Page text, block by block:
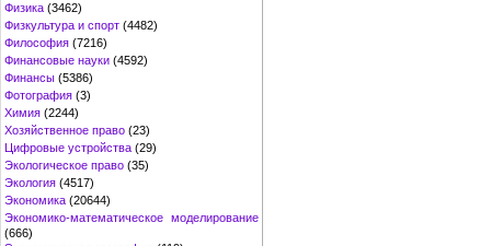
Физика (3462)
Физкультура и спорт (4482)
Философия (7216)
Финансовые науки (4592)
Финансы (5386)
Фотография (3)
Химия (2244)
Хозяйственное право (23)
Цифровые устройства (29)
Экологическое право (35)
Экология (4517)
Экономика (20644)
Экономико-математическое моделирование
(666)